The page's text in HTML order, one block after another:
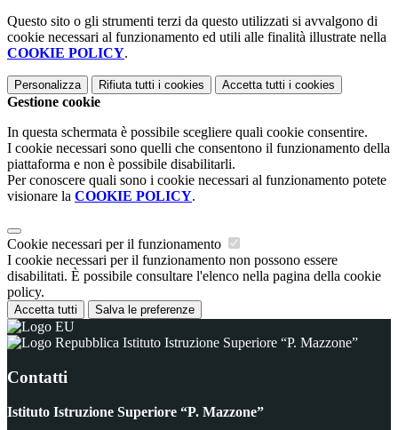
Questo sito o gli strumenti terzi da questo utilizzati si avvalgono di
cookie necessari al funzionamento ed utili alle finalità illustrate nella
COOKIE POLICY.
Personalizza Rifiuta tutti i cookies Accetta tutti i cookies
Gestione cookie
In questa schermata è possibile scegliere quali cookie consentire.
I cookie necessari sono quelli che consentono il funzionamento della
piattaforma e non è possibile disabilitarli.
Per conoscere quali sono i cookie necessari al funzionamento potete
visionare la COOKIE POLICY.
Cookie necessari per il funzionamento
I cookie necessari per il funzionamento non possono essere
disabilitati. È possibile consultare l'elenco nella pagina della cookie
policy.
Accetta tutti Salva le preferenze
Istituto Istruzione Superiore “P. Mazzone”
Contatti
Istituto Istruzione Superiore “P. Mazzone”